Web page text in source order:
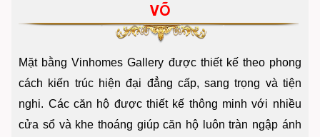
VÕ
Mặt bằng Vinhomes Gallery được thiết kế theo phong
cách kiến trúc hiện đại đẳng cấp, sang trọng và tiện
nghi. Các căn hộ được thiết kế thông minh với nhiều
cửa sổ và khe thoáng giúp căn hộ luôn tràn ngập ánh